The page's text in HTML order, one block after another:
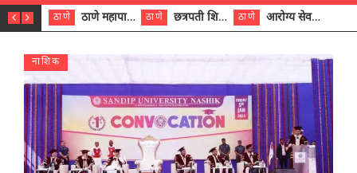
ठाणे ठाणे महापालिकेच्या नऊ प्रभाग समित्यांवर अध्यक्ष विराजमान ठाणे छत्रपती शिवाजी महाराज रुग्णालयात दुर्मिळ ट्युमरची यशस्वी शस्त्रक्रिया ठाणे आरोग्य सेवक (पुरुष) पदावरून ११ कर्मचाऱ्यांना आरोग्य सहाय्यक (पुरुष) पदावर पदोन्नती; मुख्य कार्यकारी अधिकारी रणजित यादव यांच्या हस्ते आदेश वितरण
नाशिक